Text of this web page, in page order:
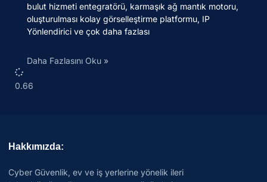
bulut hizmeti entegratörü, karmaşık ağ mantık motoru,
oluşturulması kolay görselleştirme platformu, IP
Yönlendirici ve çok daha fazlası
Daha Fazlasını Oku »
Hakkımızda:
Cyber Güvenlik, ev ve iş yerlerine yönelik ileri